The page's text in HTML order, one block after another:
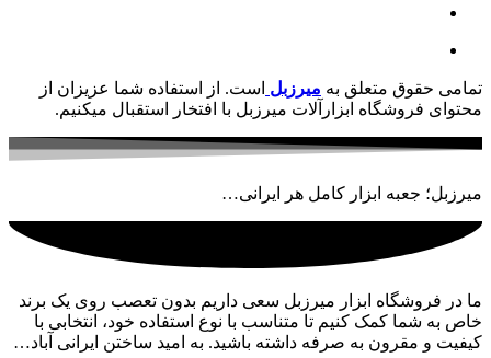
تمامی حقوق متعلق به میرزبل است. از استفاده شما عزیزان از
محتوای فروشگاه ابزارآلات میرزبل با افتخار استقبال میکنیم.
میرزبل؛ جعبه ابزار کامل هر ایرانی…
ما در فروشگاه ابزار میرزبل سعی داریم بدون تعصب روی یک برند
خاص به شما کمک کنیم تا متناسب با نوع استفاده خود، انتخابی با
کیفیت و مقرون به صرفه داشته باشید. به امید ساختن ایرانی آباد…